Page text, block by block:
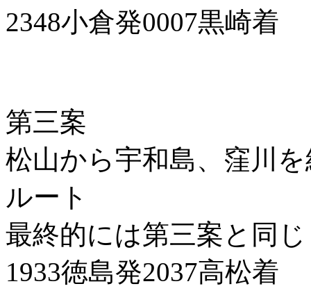
2348小倉発0007黒崎着
第三案
松山から宇和島、窪川
ルート
最終的には第三案と同じ
1933徳島発2037高松着